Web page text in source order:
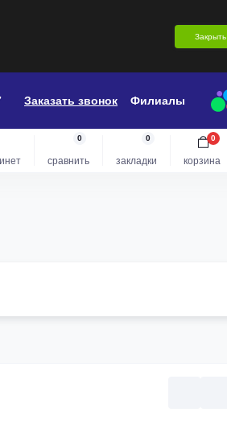
Закрыть
Заказать звонок Филиалы
сравнить
0
закладки
0
корзина
0